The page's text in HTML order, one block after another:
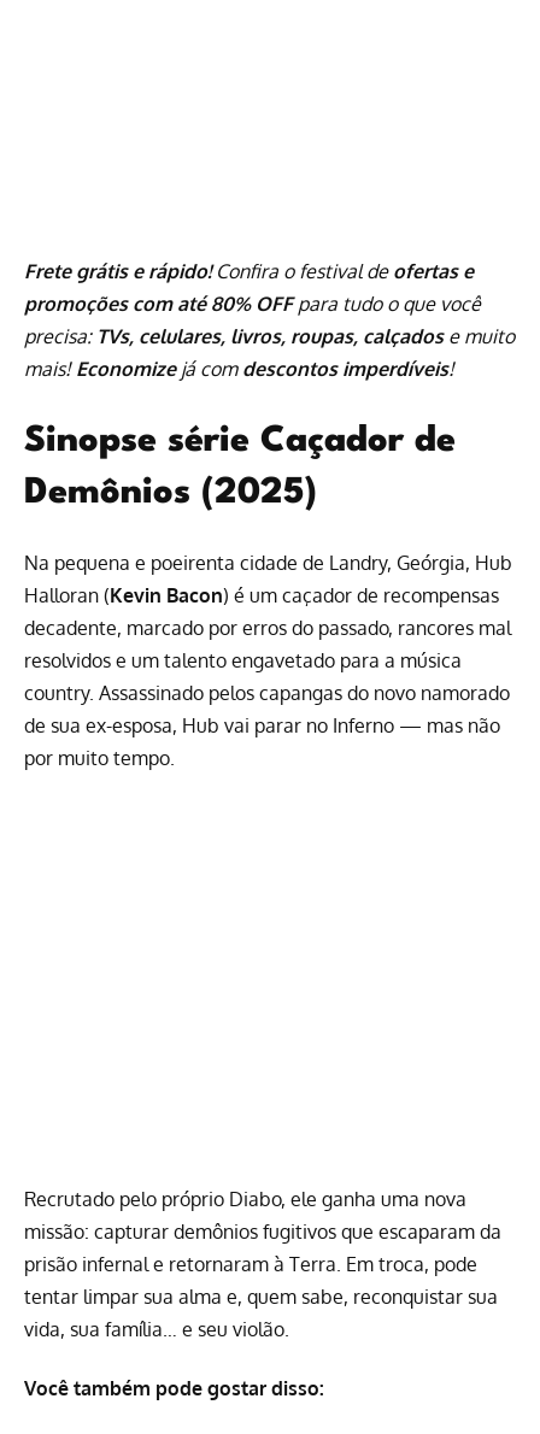
Frete grátis e rápido!Confira o festival de ofertas e
promoções com até 80% OFFpara tudo o que você
precisa: TVs, celulares, livros, roupas, calçadose muito
mais! Economizejá com descontos imperdíveis!
Sinopse série Caçador de
Demônios (2025)
Na pequena e poeirenta cidade de Landry, Geórgia, Hub
Halloran (Kevin Bacon) é um caçador de recompensas
decadente, marcado por erros do passado, rancores mal
resolvidos e um talento engavetado para a música
country. Assassinado pelos capangas do novo namorado
de sua ex-esposa, Hub vai parar no Inferno — mas não
por muito tempo.
Recrutado pelo próprio Diabo, ele ganha uma nova
missão: capturar demônios fugitivos que escaparam da
prisão infernal e retornaram à Terra. Em troca, pode
tentar limpar sua alma e, quem sabe, reconquistar sua
vida, sua família… e seu violão.
Você também pode gostar disso: